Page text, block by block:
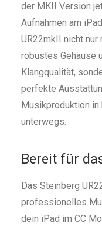
der MKII Version
Aufnahmen am
UR22mkII nicht
robustes Gehäuse
Klangqualität,
perfekte
Musikproduktion in
unterwegs.
Bereit für
Das Steinberg
professionelles
dein iPad im CC